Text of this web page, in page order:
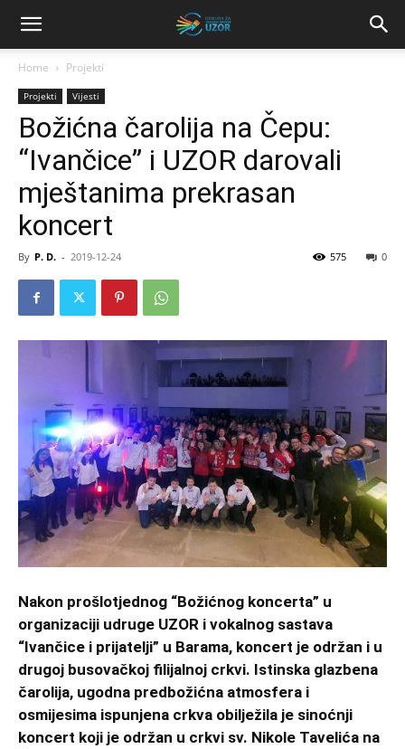
Home Projekti
Projekti Vijesti
Božićna čarolija na Čepu:
“Ivančice” i UZOR darovali
mještanima prekrasan
koncert
By P. D. - 2019-12-24 0
575
Nakon prošlotjednog “Božićnog koncerta” u
organizaciji udruge UZOR i vokalnog sastava
“Ivančice i prijatelji” u Barama, koncert je održan i u
drugoj busovačkoj filijalnoj crkvi. Istinska glazbena
čarolija, ugodna predbožićna atmosfera i
osmijesima ispunjena crkva obilježila je sinoćnji
koncert koji je održan u crkvi sv. Nikole Tavelića na